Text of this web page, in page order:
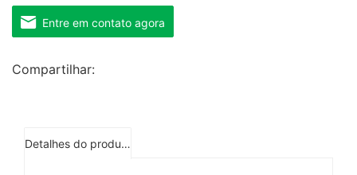
Porto:
Entre em contato agora
Compartilhar:
Detalhes do produto